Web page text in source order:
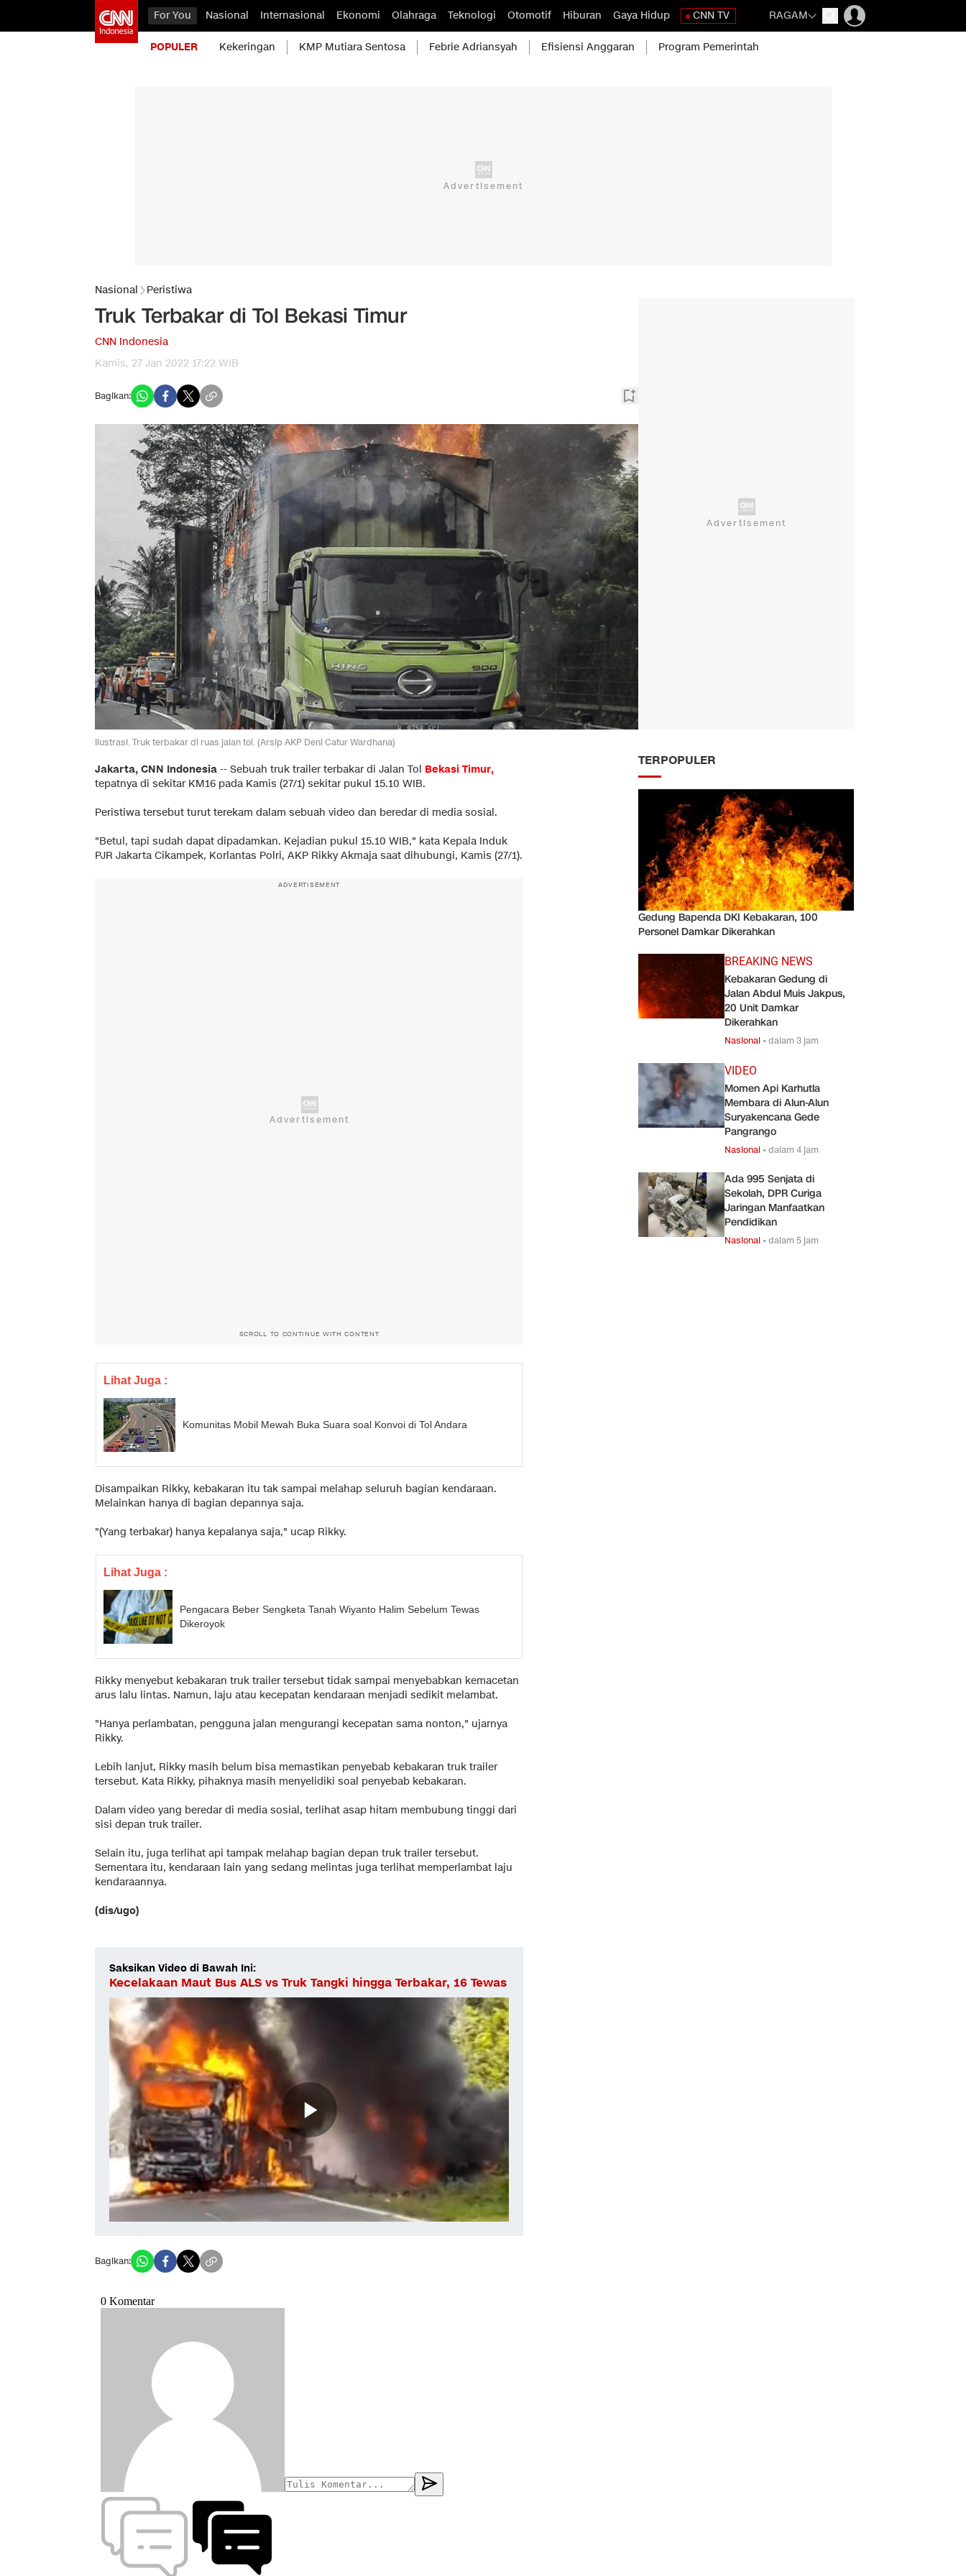
For You Nasional Internasional Ekonomi Olahraga Teknologi Otomotif Hiburan Gaya Hidup CNN TV RAGAM
POPULER Kekeringan KMP Mutiara Sentosa Febrie Adriansyah Efisiensi Anggaran Program Pemerintah
Nasional Peristiwa
Truk Terbakar di Tol Bekasi Timur
CNN Indonesia
Kamis, 27 Jan 2022 17:22 WIB
Bagikan:
Ilustrasi. Truk terbakar di ruas jalan tol. (Arsip AKP Deni Catur Wardhana)
Jakarta, CNN Indonesia -- Sebuah truk trailer terbakar di Jalan Tol Bekasi Timur,
tepatnya di sekitar KM16 pada Kamis (27/1) sekitar pukul 15.10 WIB.
Peristiwa tersebut turut terekam dalam sebuah video dan beredar di media sosial.
"Betul, tapi sudah dapat dipadamkan. Kejadian pukul 15.10 WIB," kata Kepala Induk
PJR Jakarta Cikampek, Korlantas Polri, AKP Rikky Akmaja saat dihubungi, Kamis (27/1).
ADVERTISEMENT
SCROLL TO CONTINUE WITH CONTENT
Lihat Juga :
Komunitas Mobil Mewah Buka Suara soal Konvoi di Tol Andara
Disampaikan Rikky, kebakaran itu tak sampai melahap seluruh bagian kendaraan.
Melainkan hanya di bagian depannya saja.
"(Yang terbakar) hanya kepalanya saja," ucap Rikky.
Lihat Juga :
Pengacara Beber Sengketa Tanah Wiyanto Halim Sebelum Tewas
Dikeroyok
Rikky menyebut kebakaran truk trailer tersebut tidak sampai menyebabkan kemacetan
arus lalu lintas. Namun, laju atau kecepatan kendaraan menjadi sedikit melambat.
"Hanya perlambatan, pengguna jalan mengurangi kecepatan sama nonton," ujarnya
Rikky.
Lebih lanjut, Rikky masih belum bisa memastikan penyebab kebakaran truk trailer
tersebut. Kata Rikky, pihaknya masih menyelidiki soal penyebab kebakaran.
Dalam video yang beredar di media sosial, terlihat asap hitam membubung tinggi dari
sisi depan truk trailer.
Selain itu, juga terlihat api tampak melahap bagian depan truk trailer tersebut.
Sementara itu, kendaraan lain yang sedang melintas juga terlihat memperlambat laju
kendaraannya.
(dis/ugo)
Saksikan Video di Bawah Ini:
Kecelakaan Maut Bus ALS vs Truk Tangki hingga Terbakar, 16 Tewas
Bagikan:
TERPOPULER
Gedung Bapenda DKI Kebakaran, 100
Personel Damkar Dikerahkan
BREAKING NEWS
Kebakaran Gedung di
Jalan Abdul Muis Jakpus,
20 Unit Damkar
Dikerahkan
Nasional •dalam 3 jam
VIDEO
Momen Api Karhutla
Membara di Alun-Alun
Suryakencana Gede
Pangrango
Nasional •dalam 4 jam
Ada 995 Senjata di
Sekolah, DPR Curiga
Jaringan Manfaatkan
Pendidikan
Nasional •dalam 5 jam